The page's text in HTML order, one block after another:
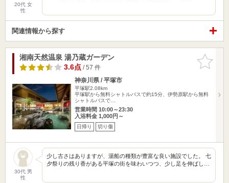
20代 女
性
関連情報から探す
お気に入
りに追加
湘南天然温泉 湯乃蔵ガーデン
3.6点/ 57 件
神奈川県 / 平塚市
平塚駅2.08km
平塚駅から無料シャトルバスで約15分、伊勢原駅から無料
シャトルバスで…
営業時間 10:00～23:30
入浴料金 1,000円～
日帰り 切り傷
30代 男
性
少し古さはありますが、湯船の種類が豊富な良い施設でした。 七
夕祭りの残り香がある平塚の街を味わいつつ、少し足を伸ばし…